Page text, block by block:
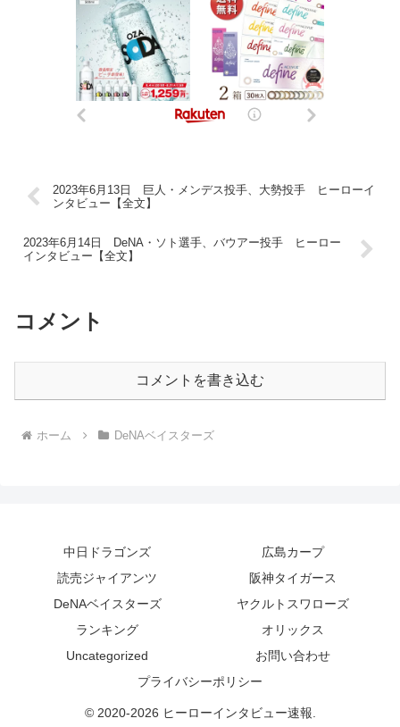
2023年6月13日 巨人・メンデス投手、大勢投手 ヒーローイ
ンタビュー【全文】
2023年6月14日 DeNA・ソト選手、バウアー投手 ヒーロー
インタビュー【全文】
コメント
コメントを書き込む
ホーム DeNAベイスターズ
中日ドラゴンズ
広島カープ
読売ジャイアンツ
阪神タイガース
DeNAベイスターズ
ヤクルトスワローズ
ランキング
オリックス
Uncategorized
お問い合わせ
プライバシーポリシー
© 2020-2026 ヒーローインタビュー速報.